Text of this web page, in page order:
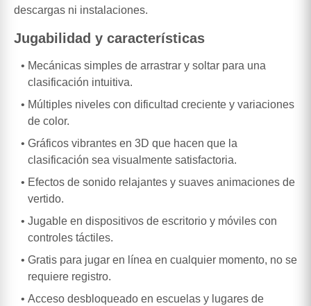
descargas ni instalaciones.
Jugabilidad y características
Mecánicas simples de arrastrar y soltar para una
clasificación intuitiva.
Múltiples niveles con dificultad creciente y variaciones
de color.
Gráficos vibrantes en 3D que hacen que la
clasificación sea visualmente satisfactoria.
Efectos de sonido relajantes y suaves animaciones de
vertido.
Jugable en dispositivos de escritorio y móviles con
controles táctiles.
Gratis para jugar en línea en cualquier momento, no se
requiere registro.
Acceso desbloqueado en escuelas y lugares de